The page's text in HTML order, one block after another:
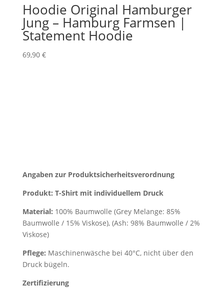
Hoodie Original Hamburger
Jung – Hamburg Farmsen |
Statement Hoodie
69,90 €
Angaben zur Produktsicherheitsverordnung
Produkt: T-Shirt mit individuellem Druck
Material: 100% Baumwolle (Grey Melange: 85%
Baumwolle / 15% Viskose), (Ash: 98% Baumwolle / 2%
Viskose)
Pflege: Maschinenwäsche bei 40°C, nicht über den
Druck bügeln.
Zertifizierung